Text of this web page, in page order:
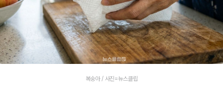
복숭아 / 사진=뉴스클립